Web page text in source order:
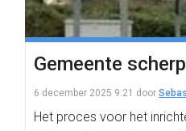
Gemeente
6 december 2025 9:21 door
Het proces voor het